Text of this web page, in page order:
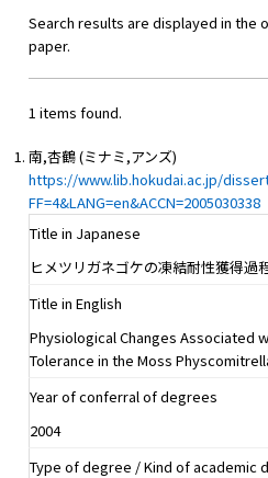
Search results are displayed in the
paper.
1 items found.
南,杏鶴 (ミナミ,アンズ)
https://www.lib.hokudai.ac.jp/
FF=4&LANG=en&ACCN=2005030338
Title in Japanese
ヒメツリガネゴケの凍結耐性獲得過
Title in English
Physiological Changes Associated
Tolerance in the Moss
Year of conferral of degrees
2004
Type of degree / Kind of academic